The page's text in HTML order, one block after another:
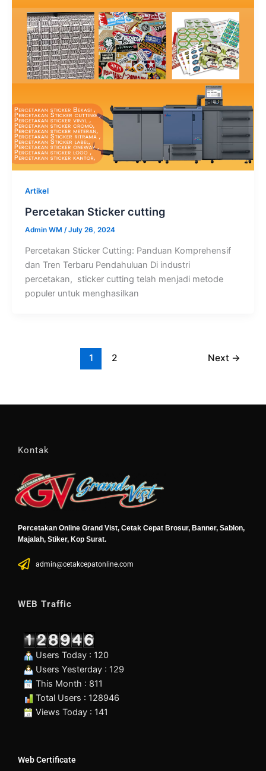
Artikel
Percetakan Sticker cutting
Admin WM /July 26, 2024
Percetakan Sticker Cutting: Panduan Komprehensif
dan Tren Terbaru Pendahuluan Di industri
percetakan, sticker cutting telah menjadi metode
populer untuk menghasilkan
1 2 Next →
Kontak
Percetakan Online Grand Vist, Cetak Cepat Brosur, Banner, Sablon,
Majalah, Stiker, Kop Surat.
admin@cetakcepatonline.com
WEB Traffic
Users Today : 120
Users Yesterday : 129
This Month : 811
Total Users : 128946
Views Today : 141
Web Certificate